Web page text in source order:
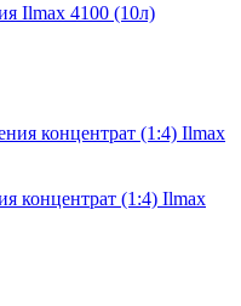
Ilmax 4100 (10л)
концентрат (1:4) Ilmax